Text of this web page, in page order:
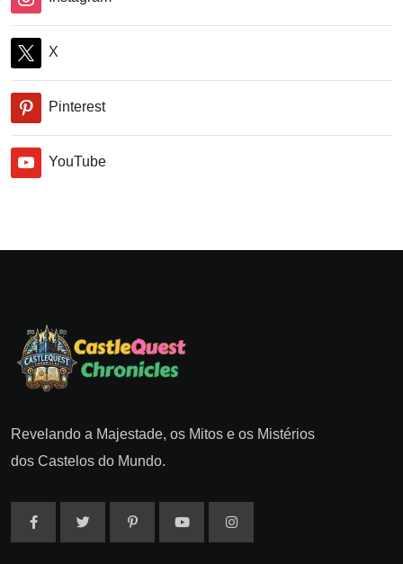
X
Pinterest
YouTube
Revelando a Majestade, os Mitos e os Mistérios
dos Castelos do Mundo.